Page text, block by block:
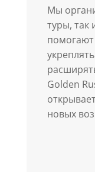
Мы
туры, так
Golden
новых